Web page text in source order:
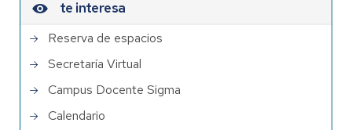
te interesa
Reserva de espacios
Secretaría Virtual
Campus Docente Sigma
Calendario